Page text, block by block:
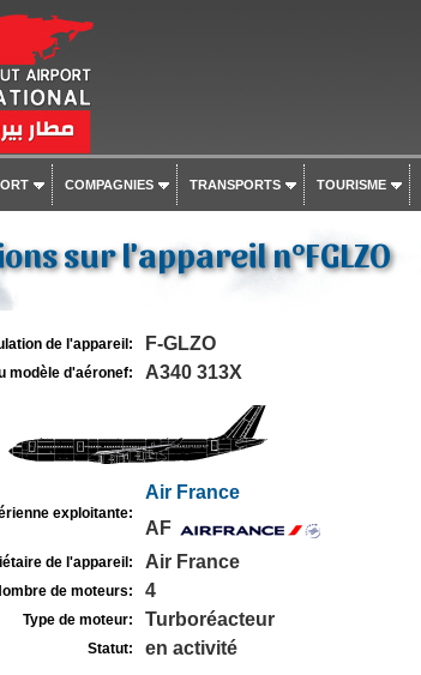
COMPAGNIES TRANSPORTS TOURISME
sur l'appareil n°FGLZO
de l'appareil: F-GLZO
modèle d'aéronef: A340 313X
exploitante:
Air France
AF
de l'appareil: Air France
de moteurs: 4
Type de moteur: Turboréacteur
Statut: en activité